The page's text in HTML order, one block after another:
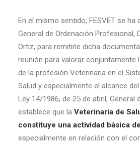
En el mismo sentido, FESVET se ha
General de Ordenación Profesional,
Ortiz, para remitirle dicha
reunión para valorar conjuntamente
de la profesión Veterinaria en el
Salud y especialmente el alcance
Ley 14/1986, de 25 de abril, General
establece que la Veterinaria de
constituye una actividad básica
especialmente en relación con el